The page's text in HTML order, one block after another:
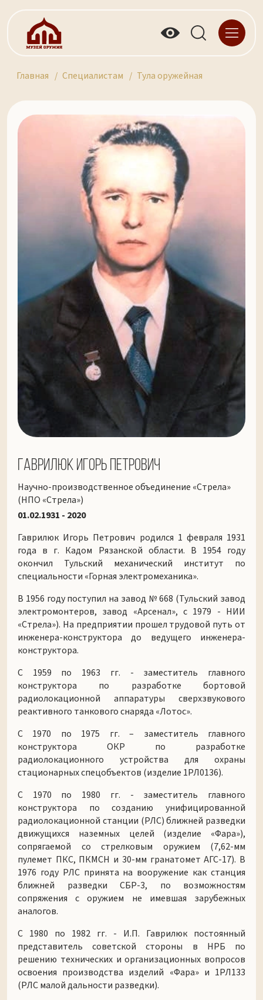
Главная Специалистам Тула оружейная
Гаврилюк Игорь Петрович
Научно-производственное объединение «Стрела»
(НПО «Стрела»)
01.02.1931 - 2020
Гаврилюк Игорь Петрович родился 1 февраля 1931
года в г. Кадом Рязанской области. В 1954 году
окончил Тульский механический институт по
специальности «Горная электромеханика».
В 1956 году поступил на завод № 668 (Тульский завод
электромонтеров, завод «Арсенал», с 1979 - НИИ
«Стрела»). На предприятии прошел трудовой путь от
инженера-конструктора до ве­дущего инженера-
конструктора.
С 1959 по 1963 гг. - заместитель главного
конструктора по разработке бортовой
радиолокационной аппаратуры сверхзвукового
реактивного танкового снаряда «Лотос».
С 1970 по 1975 гг. – заместитель главного
конструктора ОКР по разработке
радиолокационного устройства для охраны
стационарных спецобъектов (изделие 1РЛ0136).
С 1970 по 1980 гг. - заместитель главного
конструктора по созданию унифицированной
радиолокационной станции (РЛС) ближней разведки
движущихся наземных целей (изделие «Фара»),
сопрягаемой со стрелковым оружием (7,62-мм
пулемет ПКС, ПКМСН и 30-мм гранатомет АГС-17). В
1976 году РЛС принята на вооружение как станция
ближней разведки СБР-3, по возможностям
сопряжения с оружием не имевшая зарубежных
аналогов.
С 1980 по 1982 гг. - И.П. Гаврилюк постоянный
представитель советской стороны в НРБ по
решению технических и организационных вопросов
освоения производства изделий «Фара» и 1РЛ133
(РЛС малой дальности разведки).